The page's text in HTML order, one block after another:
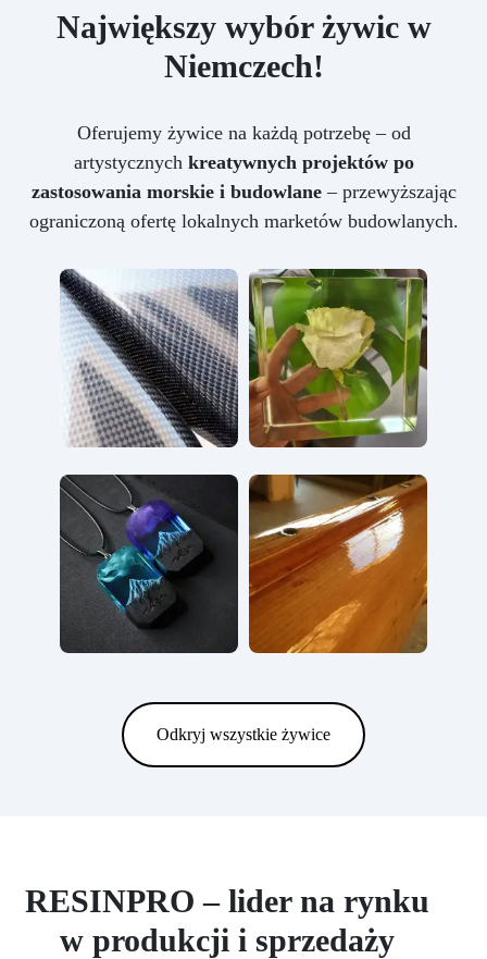
Największy wybór żywic w
Niemczech!
Oferujemy żywice na każdą potrzebę – od
artystycznych kreatywnych projektów po
zastosowania morskie i budowlane– przewyższając
ograniczoną ofertę lokalnych marketów budowlanych.
Odkryj wszystkie żywice
RESINPRO – lider na rynku
w produkcji i sprzedaży